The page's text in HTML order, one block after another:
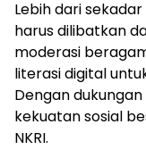
Lebih dari
harus dilibatkan
moderasi
literasi digital
Dengan
kekuatan sosial
NKRI.